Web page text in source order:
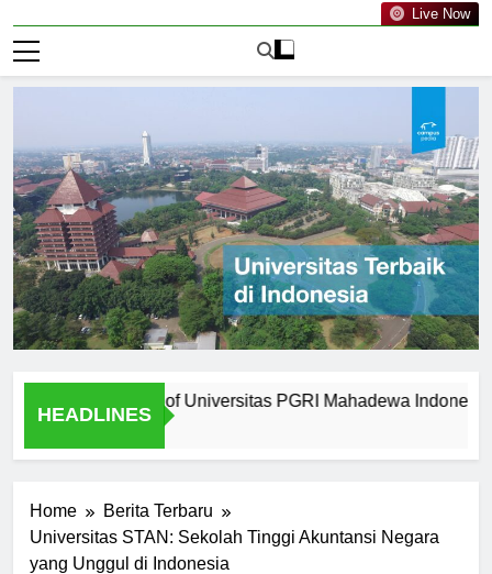
Live Now
HEADLINES
Graduates of Universitas PGRI Mahadewa Indonesia
Home
Berita Terbaru
Universitas STAN: Sekolah Tinggi Akuntansi Negara
yang Unggul di Indonesia